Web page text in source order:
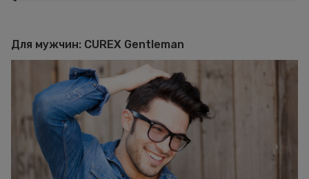
Для мужчин: CUREX Gentleman